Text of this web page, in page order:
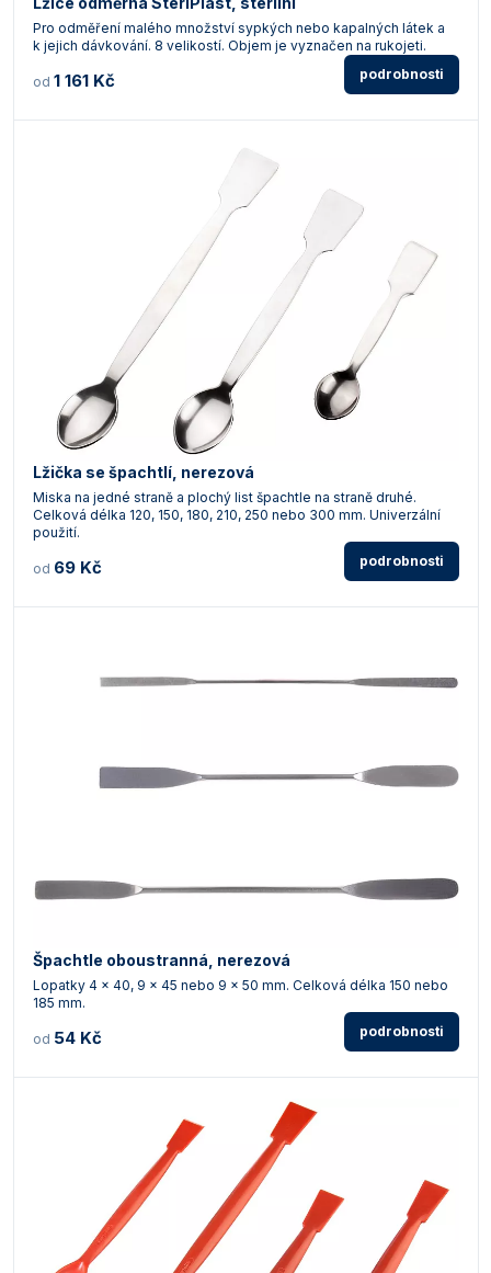
Pro odměření malého množství sypkých nebo kapalných látek a
k jejich dávkování. 8 velikostí. Objem je vyznačen na rukojeti.
od 1 161 Kč podrobnosti
Lžička se špachtlí, nerezová
Miska na jedné straně a plochý list špachtle na straně druhé.
Celková délka 120, 150, 180, 210, 250 nebo 300 mm. Univerzální
použití.
od 69 Kč podrobnosti
Špachtle oboustranná, nerezová
Lopatky 4 x 40, 9 x 45 nebo 9 x 50 mm. Celková délka 150 nebo
185 mm.
od 54 Kč podrobnosti